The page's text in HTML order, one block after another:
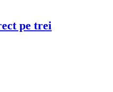
pe trei